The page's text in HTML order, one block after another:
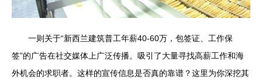
一则关于“新西兰建筑普工年薪40-60万，包签证、工作保
签”的广告在社交媒体上广泛传播。吸引了大量寻找高薪工作和海
外机会的求职者。这样的宣传信息是否真的靠谱？这里为你深挖其